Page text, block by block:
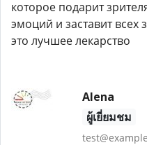
которое подарит
эмоций и заставит всех
это лучшее лекарство
Alena
ผู้เยี่ยมชม